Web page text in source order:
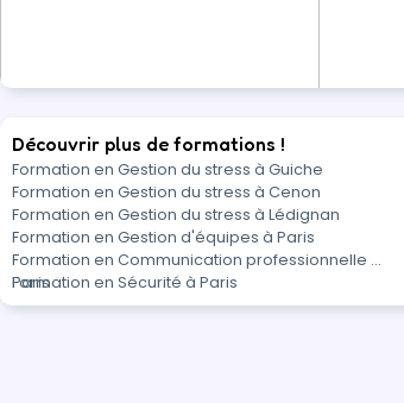
Découvrir plus de formations !
Formation en Gestion du stress à Guiche
Formation en Gestion du stress à Cenon
Formation en Gestion du stress à Lédignan
Formation en Gestion d'équipes à Paris
Formation en Communication professionnelle à
Paris
Formation en Sécurité à Paris